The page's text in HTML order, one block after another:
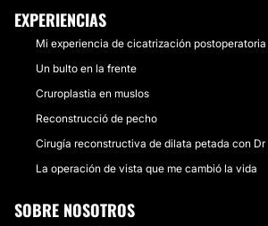
EXPERIENCIAS
Mi experiencia de cicatrización
Un bulto en la frente
Cruroplastia en muslos
Reconstrucció de pecho
Cirugía reconstructiva de dilata petada con Dr
La operación de vista que me cambió la vida
SOBRE NOSOTROS